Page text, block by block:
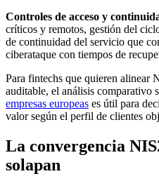
Controles de acceso y
críticos y remotos, gestión del
de continuidad del servicio que
ciberataque con tiempos de
Para fintechs que quieren alinear
auditable, el análisis comparativo
empresas europeas es útil para
valor según el perfil de clientes
La convergencia
solapan